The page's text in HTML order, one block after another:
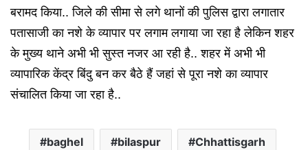
बरामद किया.. जिले की सीमा से लगे थानों की पुलिस द्वारा लगातार
पतासाजी का नशे के व्यापार पर लगाम लगाया जा रहा है लेकिन शहर
के मुख्य थाने अभी भी सुस्त नजर आ रही है.. शहर में अभी भी
व्यापारिक केंद्र बिंदु बन कर बैठे हैं जहां से पूरा नशे का व्यापार
संचालित किया जा रहा है..
baghel bilaspur Chhattisgarh